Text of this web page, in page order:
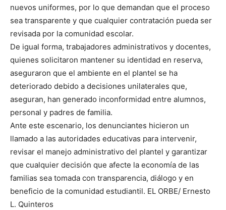
nuevos uniformes, por lo que demandan que el proceso
sea transparente y que cualquier contratación pueda ser
revisada por la comunidad escolar.
De igual forma, trabajadores administrativos y docentes,
quienes solicitaron mantener su identidad en reserva,
aseguraron que el ambiente en el plantel se ha
deteriorado debido a decisiones unilaterales que,
aseguran, han generado inconformidad entre alumnos,
personal y padres de familia.
Ante este escenario, los denunciantes hicieron un
llamado a las autoridades educativas para intervenir,
revisar el manejo administrativo del plantel y garantizar
que cualquier decisión que afecte la economía de las
familias sea tomada con transparencia, diálogo y en
beneficio de la comunidad estudiantil. EL ORBE/ Ernesto
L. Quinteros